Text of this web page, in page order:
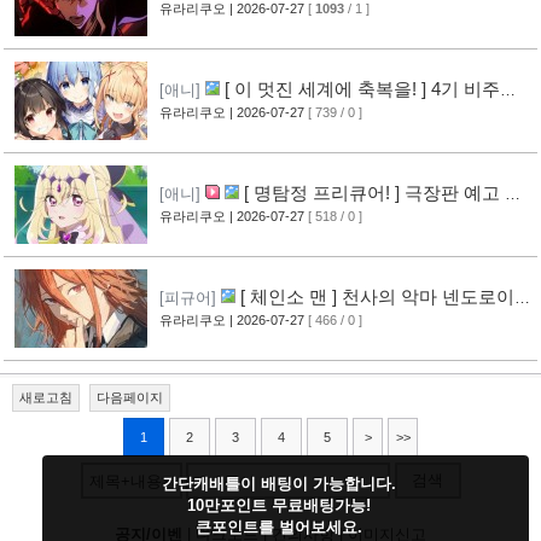
오프닝 영상 공개 [14]
유라리쿠오 | 2026-07-27 [ 1093 / 1 ]
[애니]
[ 이 멋진 세계에 축복을! ] 4기 비주얼
그림 공개
[14]
유라리쿠오 | 2026-07-27 [ 739 / 0 ]
[애니]
[ 명탐정 프리큐어! ] 극장판 예고 영
상 공개
[10]
유라리쿠오 | 2026-07-27 [ 518 / 0 ]
[피규어]
[ 체인소 맨 ] 천사의 악마 넨도로이드
공개 [11]
유라리쿠오 | 2026-07-27 [ 466 / 0 ]
새로고침 다음페이지
1 2 3 4 5 > >>
다크모드|건의사항|이미지신고
간단캐배틀이 배팅이 가능합니다.
10만포인트 무료배팅가능!
큰포인트를 벌어보세요.